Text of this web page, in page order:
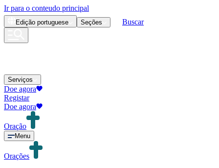
Ir para o conteudo principal
Edição portuguese Seções Buscar
Serviços
Doe agora
Registar
Doe agora
Oração
Menu
Orações